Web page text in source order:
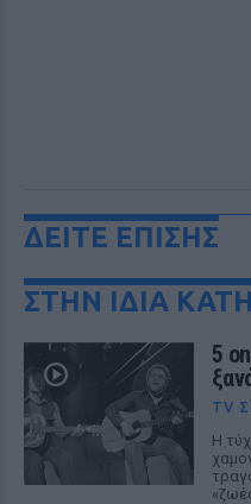
ΔΕΙΤΕ ΕΠΙΣΗΣ
ΣΤΗΝ ΙΔΙΑ
5
TV
Η